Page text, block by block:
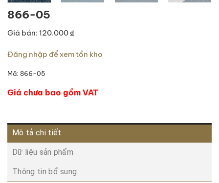
866-05
Giá bán: 120.000 ₫
Đăng nhập để xem tồn kho
Mã: 866-05
Giá chưa bao gồm VAT
Mô tả chi tiết
Dữ liệu sản phẩm
Thông tin bổ sung